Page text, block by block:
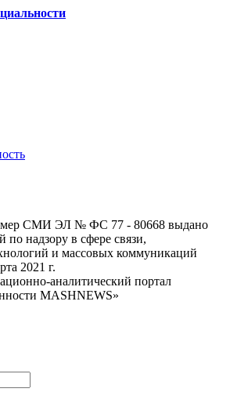
СМИ ЭЛ № ФС 77 - 80668 выдано
надзору в сфере связи,
и массовых коммуникаций
2021 г.
аналитический портал
MASHNEWS»